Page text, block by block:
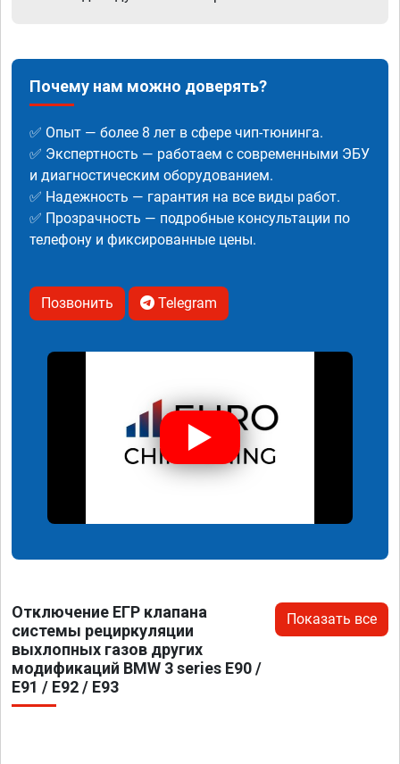
Почему нам можно доверять?
✅ Опыт — более 8 лет в сфере чип-тюнинга.
✅ Экспертность — работаем с современными ЭБУ
и диагностическим оборудованием.
✅ Надежность — гарантия на все виды работ.
✅ Прозрачность — подробные консультации по
телефону и фиксированные цены.
Позвонить Telegram
Отключение ЕГР клапана
системы рециркуляции
выхлопных газов других
модификаций BMW 3 series E90 /
E91 / E92 / E93
Показать все